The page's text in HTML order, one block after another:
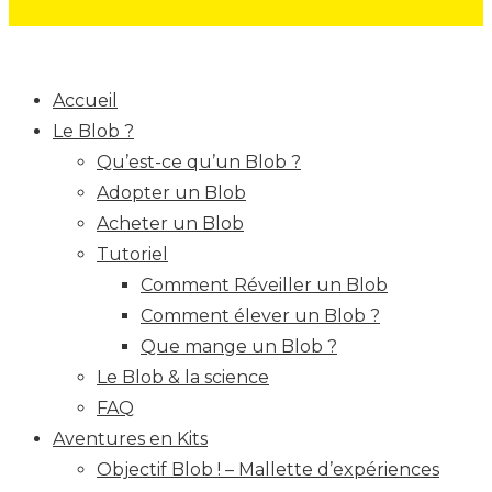
Accueil
Le Blob ?
Qu’est-ce qu’un Blob ?
Adopter un Blob
Acheter un Blob
Tutoriel
Comment Réveiller un Blob
Comment élever un Blob ?
Que mange un Blob ?
Le Blob & la science
FAQ
Aventures en Kits
Objectif Blob ! – Mallette d’expériences